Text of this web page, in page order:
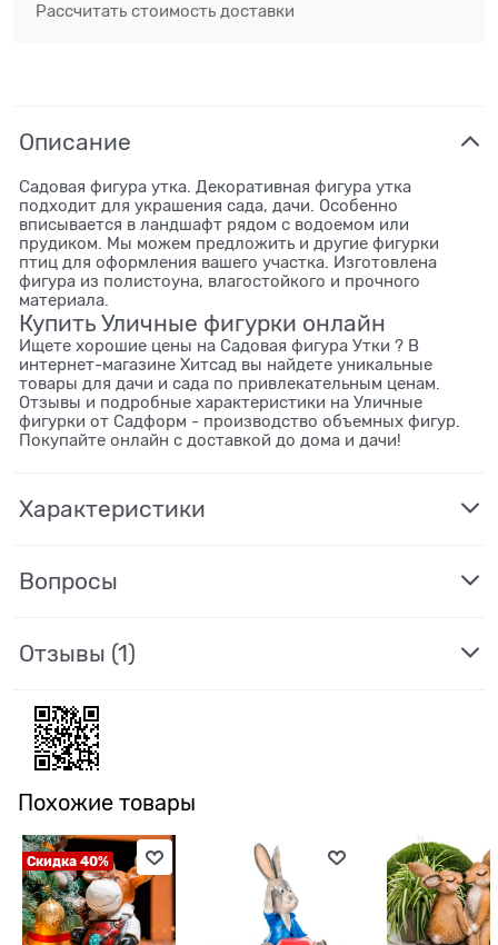
Рассчитать стоимость доставки
Описание
Садовая фигура утка. Декоративная фигура утка
подходит для украшения сада, дачи. Особенно
вписывается в ландшафт рядом с водоемом или
прудиком. Мы можем предложить и другие фигурки
птиц для оформления вашего участка. Изготовлена
фигура из полистоуна, влагостойкого и прочного
материала.
Купить Уличные фигурки онлайн
Ищете хорошие цены на Садовая фигура Утки ? В
интернет-магазине Хитсад вы найдете уникальные
товары для дачи и сада по привлекательным ценам.
Отзывы и подробные характеристики на Уличные
фигурки от Садформ - производство объемных фигур.
Покупайте онлайн с доставкой до дома и дачи!
Характеристики
Вопросы
Отзывы (1)
Похожие товары
Скидка 40%